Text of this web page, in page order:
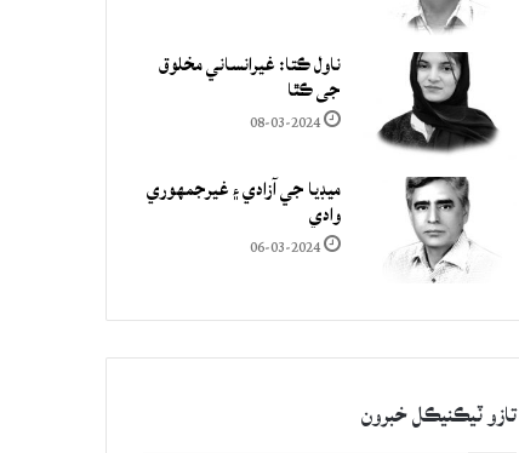
ناول ڪتا: غيرانساني مخلوق
جي ڪٿا
08-03-2024
ميڊيا جي آزادي ۽ غيرجمھوري
وادي
06-03-2024
تازو ٽيڪنيڪل خبرون